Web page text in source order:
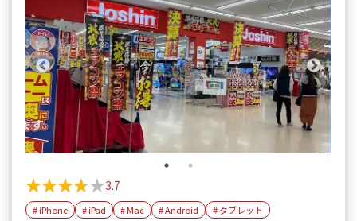
★★★★★
★★★★★3.7
# iPhone # iPad # Mac # Android # タブレット